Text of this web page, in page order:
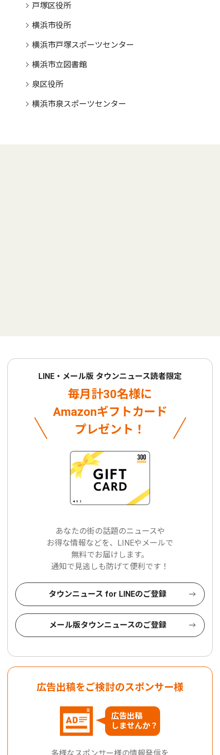
戸塚区役所
横浜市役所
横浜市戸塚スポーツセンター
横浜市立図書館
泉区役所
横浜市泉スポーツセンター
LINE・メール版 タウンニュース読者限定
毎月計30名様に
Amazonギフトカード
プレゼント！
あなたの街の話題のニュースや
お得な情報などを、LINEやメールで
無料でお届けします。
通知で見逃しも防げて便利です！
タウンニュース for LINEのご登録
メール版タウンニュースのご登録
広告出稿をご検討のスポンサー様
広告出稿
しませんか？
多様なスポンサー様の情報発信を